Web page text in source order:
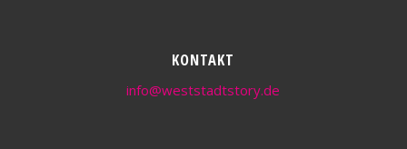
KONTAKT
info@weststadtstory.de